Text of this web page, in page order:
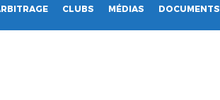
CLUBS MÉDIAS DOCUMENTS